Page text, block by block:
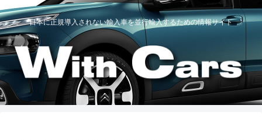
日本に正規導入されない輸入車を並行輸入するための情報サイト